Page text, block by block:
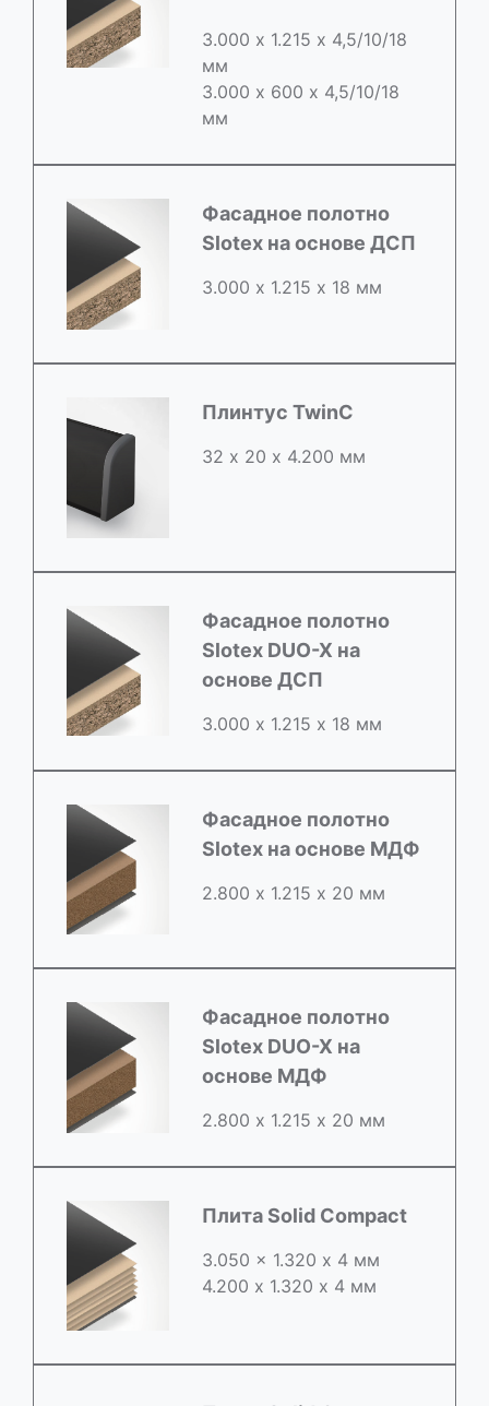
3.000 х 1.215 х 4,5/10/18
мм
3.000 х 600 х 4,5/10/18
мм
Фасадное полотно
Slotex на основе ДСП
3.000 х 1.215 х 18 мм
Плинтус TwinC
32 х 20 х 4.200 мм
Фасадное полотно
Slotex DUO-X на
основе ДСП
3.000 х 1.215 х 18 мм
Фасадное полотно
Slotex на основе МДФ
2.800 х 1.215 х 20 мм
Фасадное полотно
Slotex DUO-X на
основе МДФ
2.800 х 1.215 х 20 мм
Плита Solid Compact
3.050 x 1.320 х 4 мм
4.200 x 1.320 х 4 мм